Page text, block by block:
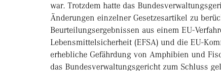
war. Trotzdem hatte das
Änderungen einzelner Gesetzesartikel zu
Beurteilungsergebnissen aus einem EU-
Lebensmittelsicherheit (EFSA) und die EU-
erhebliche Gefährdung von Amphibien und
das Bundesverwaltungsgericht zum Schluss